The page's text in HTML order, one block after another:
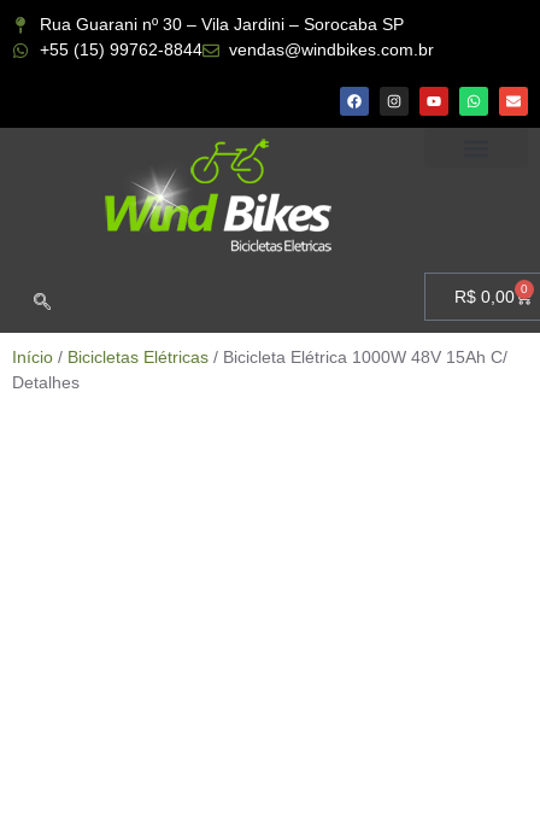
Rua Guarani nº 30 – Vila Jardini – Sorocaba SP
+55 (15) 99762-8844
vendas@windbikes.com.br
R$ 0,00 0
Início / Bicicletas Elétricas / Bicicleta Elétrica 1000W 48V 15Ah C/
Detalhes